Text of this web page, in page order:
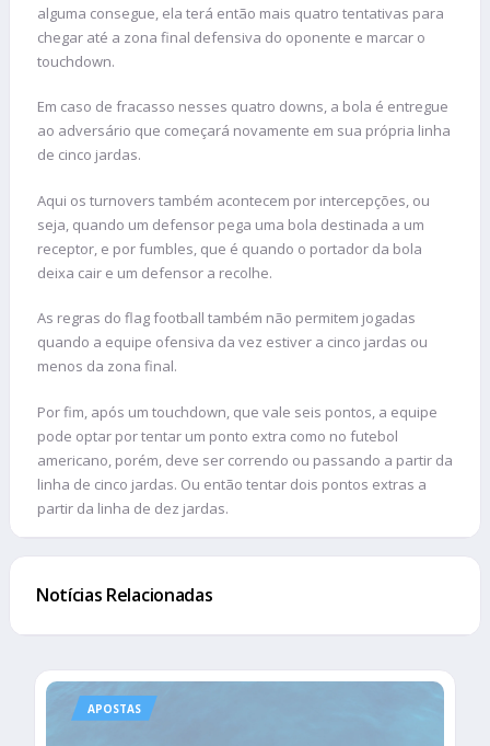
alguma consegue, ela terá então mais quatro tentativas para
chegar até a zona final defensiva do oponente e marcar o
touchdown.
Em caso de fracasso nesses quatro downs, a bola é entregue
ao adversário que começará novamente em sua própria linha
de cinco jardas.
Aqui os turnovers também acontecem por intercepções, ou
seja, quando um defensor pega uma bola destinada a um
receptor, e por fumbles, que é quando o portador da bola
deixa cair e um defensor a recolhe.
As regras do flag football também não permitem jogadas
quando a equipe ofensiva da vez estiver a cinco jardas ou
menos da zona final.
Por fim, após um touchdown, que vale seis pontos, a equipe
pode optar por tentar um ponto extra como no futebol
americano, porém, deve ser correndo ou passando a partir da
linha de cinco jardas. Ou então tentar dois pontos extras a
partir da linha de dez jardas.
Notícias Relacionadas
APOSTAS